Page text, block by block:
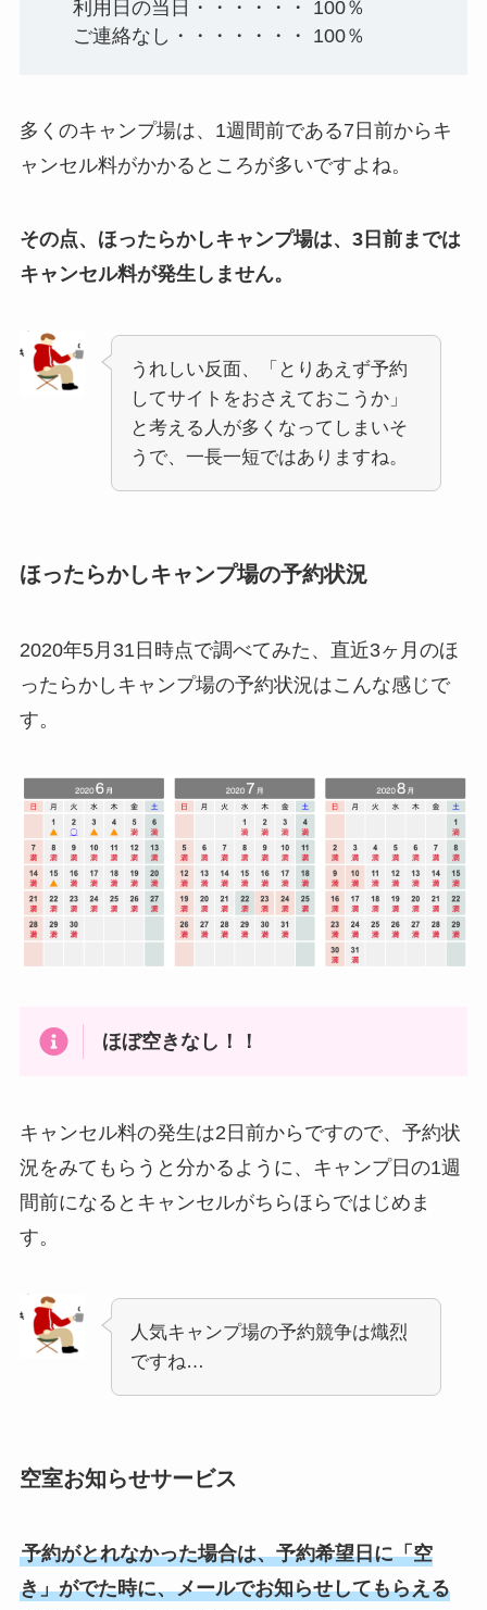
利用日の当日・・・・・・ 100％
ご連絡なし・・・・・・・ 100％
多くのキャンプ場は、1週間前である7日前からキ
ャンセル料がかかるところが多いですよね。
その点、ほったらかしキャンプ場は、3日前までは
キャンセル料が発生しません。
うれしい反面、「とりあえず予約
してサイトをおさえておこうか」
と考える人が多くなってしまいそ
うで、一長一短ではありますね。
ほったらかしキャンプ場の予約状況
2020年5月31日時点で調べてみた、直近3ヶ月のほ
ったらかしキャンプ場の予約状況はこんな感じで
す。
ほぼ空きなし！！
キャンセル料の発生は2日前からですので、予約状
況をみてもらうと分かるように、キャンプ日の1週
間前になるとキャンセルがちらほらではじめま
す。
人気キャンプ場の予約競争は熾烈
ですね…
空室お知らせサービス
予約がとれなかった場合は、予約希望日に「空
き」がでた時に、メールでお知らせしてもらえる